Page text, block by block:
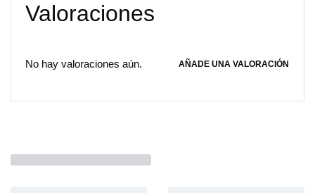
Valoraciones
No hay valoraciones aún. AÑADE UNA VALORACIÓN